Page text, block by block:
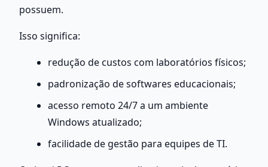
possuem.
Isso significa:
redução de custos com laboratórios físicos;
padronização de softwares educacionais;
acesso remoto 24/7 a um ambiente
Windows atualizado;
facilidade de gestão para equipes de TI.